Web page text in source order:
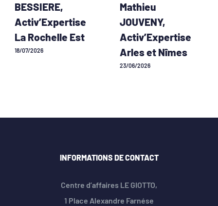
BESSIERE,
Activ’Expertise
La Rochelle Est
18/07/2026
Mathieu
JOUVENY,
Activ’Expertise
Arles et Nîmes
23/06/2026
INFORMATIONS DE CONTACT
Centre d’affaires LE GIOTTO,
1 Place Alexandre Farnése